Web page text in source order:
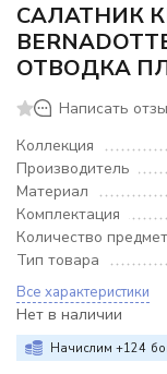
САЛАТНИК
ОТВОДКА
Написать
Коллекция
Производитель
Материал
Комплектация
Количество
Тип товара
Все характеристики
Нет в наличии
Начислим +124